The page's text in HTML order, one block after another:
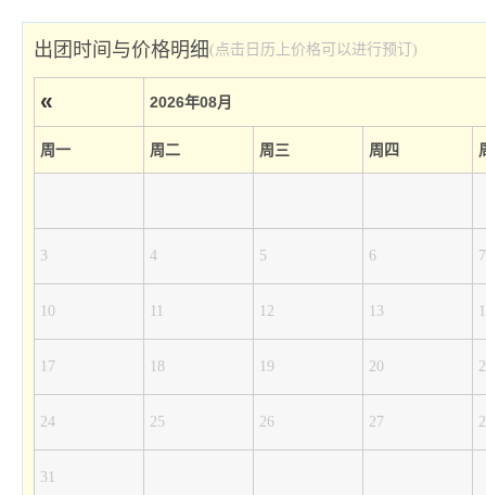
出团时间与价格明细(点击日历上价格可以进行预订)
« 2026年08月
周一 周二 周三 周四
3 4 5 6 7
10 11 12 13
17 18 19 20
24 25 26 27
31